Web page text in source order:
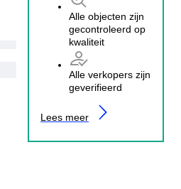
Alle objecten zijn
gecontroleerd op
kwaliteit
Alle verkopers zijn
geverifieerd
Lees meer